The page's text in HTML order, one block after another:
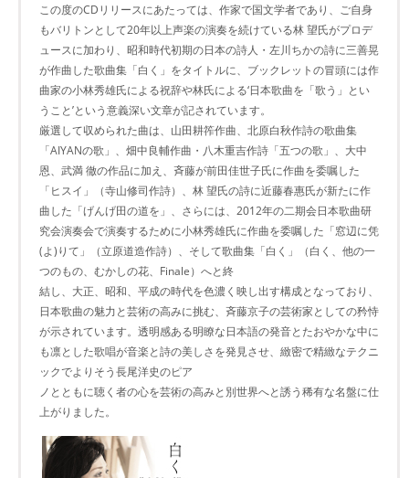
この度のCDリリースにあたっては、作家で国文学者であり、ご自身
もバリトンとして20年以上声楽の演奏を続けている林 望氏がプロデ
ュースに加わり、昭和時代初期の日本の詩人・左川ちかの詩に三善晃
が作曲した歌曲集「白く」をタイトルに、ブックレットの冒頭には作
曲家の小林秀雄氏による祝辞や林氏による‘日本歌曲を「歌う」とい
うこと’という意義深い文章が記されています。
厳選して収められた曲は、山田耕筰作曲、北原白秋作詩の歌曲集
「AIYANの歌」、畑中良輔作曲・八木重吉作詩「五つの歌」、大中
恩、武満 徹の作品に加え、斉藤が前田佳世子氏に作曲を委嘱した
「ヒスイ」（寺山修司作詩）、林 望氏の詩に近藤春惠氏が新たに作
曲した「げんげ田の道を」、さらには、2012年の二期会日本歌曲研
究会演奏会で演奏するために小林秀雄氏に作曲を委嘱した「窓辺に凭
(よ)りて」（立原道造作詩）、そして歌曲集「白く」（白く、他の一
つのもの、むかしの花、Finale）へと終
結し、大正、昭和、平成の時代を色濃く映し出す構成となっており、
日本歌曲の魅力と芸術の高みに挑む、斉藤京子の芸術家としての矜恃
が示されています。透明感ある明瞭な日本語の発音とたおやかな中に
も凛とした歌唱が音楽と詩の美しさを発見させ、緻密で精緻なテクニ
ックでよりそう長尾洋史のピア
ノとともに聴く者の心を芸術の高みと別世界へと誘う稀有な名盤に仕
上がりました。